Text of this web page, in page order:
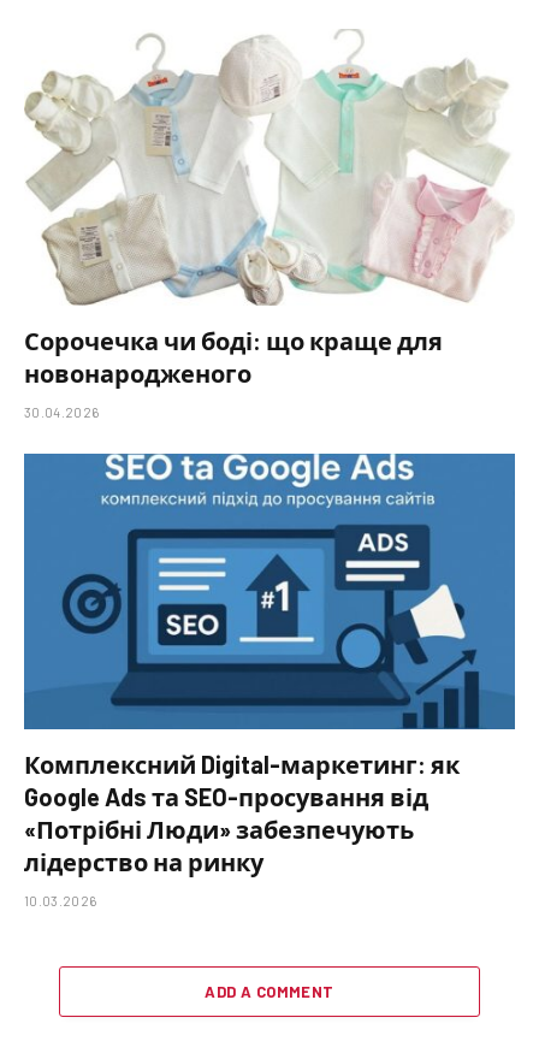
Сорочечка чи боді: що краще для
новонародженого
30.04.2026
Комплексний Digital-маркетинг: як
Google Ads та SEO-просування від
«Потрібні Люди» забезпечують
лідерство на ринку
10.03.2026
ADD A COMMENT